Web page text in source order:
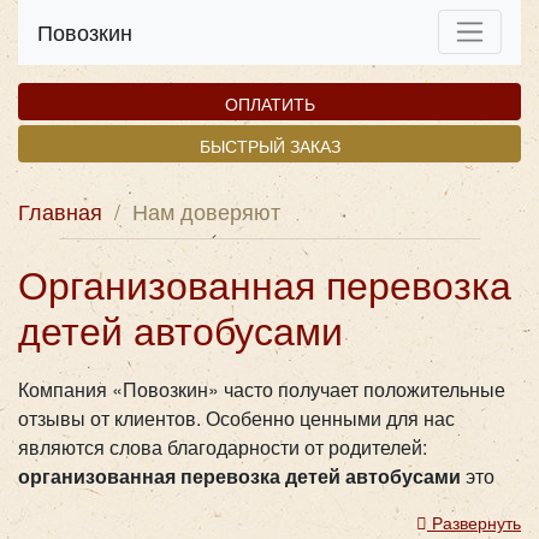
Повозкин
ОПЛАТИТЬ
БЫСТРЫЙ ЗАКАЗ
Главная / Нам доверяют
Организованная перевозка
детей автобусами
Компания «Повозкин» часто получает положительные
отзывы от клиентов. Особенно ценными для нас
являются слова благодарности от родителей:
организованная перевозка детей автобусами это
отдельный, особый вид услуг, оказываемый нашей
компанией. Мы всегда очень подробно консультируем
Развернуть